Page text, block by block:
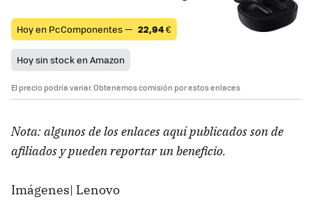
Hoy en PcComponentes — 22,94€
Hoy sin stock en Amazon
El precio podría variar. Obtenemos comisión por estos enlaces
Nota: algunos de los enlaces aquí publicados son de
afiliados y pueden reportar un beneficio.
Imágenes| Lenovo